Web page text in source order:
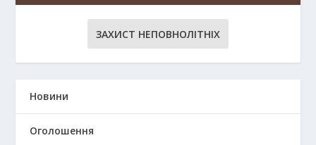
ЗАХИСТ НЕПОВНОЛІТНІХ
Новини
Оголошення